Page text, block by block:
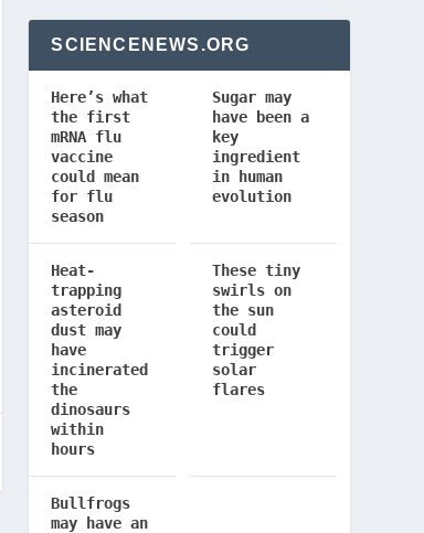
SCIENCENEWS.ORG
Here’s what
the first
mRNA flu
vaccine
could mean
for flu
season
Sugar may
have been a
key
ingredient
in human
evolution
Heat-
trapping
asteroid
dust may
have
incinerated
the
dinosaurs
within
hours
These tiny
swirls on
the sun
could
trigger
solar
flares
Bullfrogs
may have an